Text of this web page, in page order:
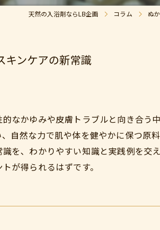
天然の入浴剤ならLB企画 コラム ぬ
キンケアの新常識
なかゆみや皮膚トラブルと向き合う
自然な力で肌や体を健やかに保つ原
を、わかりやすい知識と実践例を交
が得られるはずです。